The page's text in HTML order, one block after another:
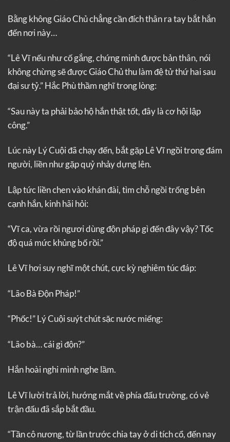
Bằng không Giáo Chủ chẳng cần đích thân ra tay bắt hắn
đến nơi này…
“Lê Vĩ nếu như cố gắng, chứng minh được bản thân, nói
không chừng sẽ được Giáo Chủ thu làm đệ tử thứ hai sau
đại sư tỷ.” Hắc Phù thầm nghĩ trong lòng:
“Sau này ta phải bảo hộ hắn thật tốt, đây là cơ hội lập
công.”
Lúc này Lý Cuội đã chạy đến, bắt gặp Lê Vĩ ngồi trong đám
người, liền như gặp quỷ nhảy dựng lên.
Lập tức liền chen vào khán đài, tìm chỗ ngồi trống bên
cạnh hắn, kinh hãi hỏi:
“Vĩ ca, vừa rồi ngươi dùng độn pháp gì đến đây vậy? Tốc
độ quá mức khủng bố rồi.”
Lê Vĩ hơi suy nghĩ một chút, cực kỳ nghiêm túc đáp:
“Lão Bà Độn Pháp!”
“Phốc!” Lý Cuội suýt chút sặc nước miếng:
“Lão bà… cái gì độn?”
Hắn hoài nghi mình nghe lầm.
Lê Vĩ lười trả lời, hướng mắt về phía đấu trường, có vẻ
trận đấu đã sắp bắt đầu.
“Tần cô nương, từ lần trước chia tay ở di tích cổ, đến nay